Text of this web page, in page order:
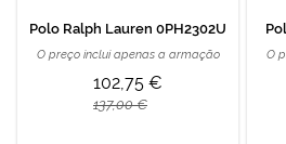
Polo Ralph Lauren 0PH2302U
O preço inclui apenas a armação
102,75 €
137,00 €
O